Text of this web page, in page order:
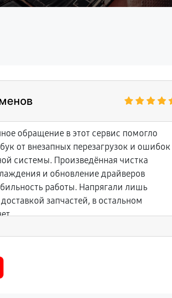
обращение в этот сервис помогло
от внезапных перезагрузок и ошибок
системы. Произведённая чистка
и обновление драйверов
работы. Напрягали лишь
запчастей, в остальном